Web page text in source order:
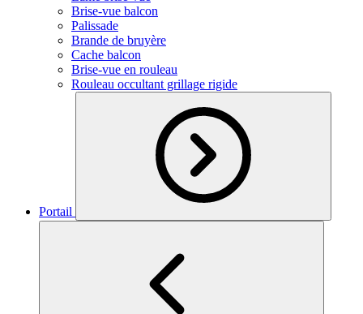
Brise-vue balcon
Palissade
Brande de bruyère
Cache balcon
Brise-vue en rouleau
Rouleau occultant grillage rigide
Portail